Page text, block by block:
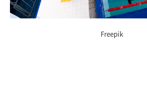
Freepik